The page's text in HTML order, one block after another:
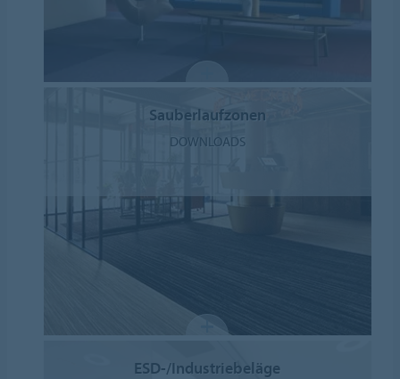
Sauberlaufzonen
DOWNLOADS
ESD-/Industriebeläge